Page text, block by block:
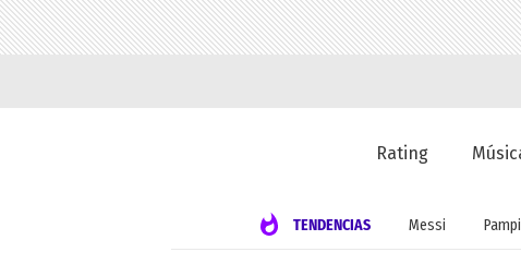
Rating
TENDENCIAS Messi